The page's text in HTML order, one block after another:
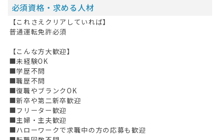
HOME
無料会員登録
ログイン
必須資格・求める人材
【これさえクリアしていれば】
普通運転免許必須
【こんな方大歓迎】
■未経験OK
■学歴不問
■職歴不問
■復職やブランクOK
■新卒や第二新卒歓迎
■フリーター歓迎
■主婦・主夫歓迎
■ハローワークで求職中の方の応募も歓迎